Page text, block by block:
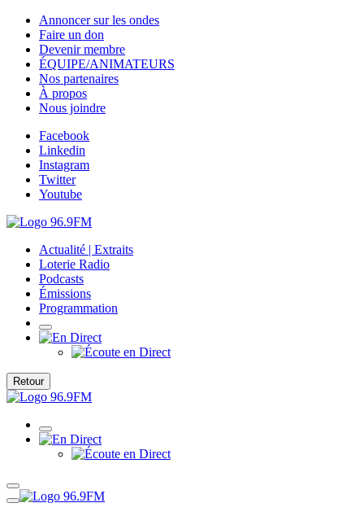
Annoncer sur les ondes
Faire un don
Devenir membre
ÉQUIPE/ANIMATEURS
Nos partenaires
À propos
Nous joindre
Facebook
Linkedin
Instagram
Twitter
Youtube
Actualité | Extraits
Loterie Radio
Podcasts
Émissions
Programmation
Retour